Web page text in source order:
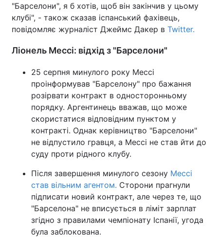
"Барселони", я б хотів, щоб він закінчив у цьому
клубі", - також сказав іспанський фахівець,
повідомляє журналіст Джеймс Дакер в Twitter.
Ліонель Мессі: відхід з "Барселони"
25 серпня минулого року Мессі
проінформував "Барселону" про бажання
розірвати контракт в односторонньому
порядку. Аргентинець вважав, що може
скористатися відповідним пунктом у
контракті. Однак керівництво "Барселони"
не відпустило гравця, а Мессі не став йти до
суду проти рідного клубу.
Після завершення минулого сезону Мессі
став вільним агентом. Сторони прагнули
підписати новий контракт, але через те, що
"Барселона" не вписується в ліміт зарплат
згідно з правилами чемпіонату Іспанії, угода
була заблокована.